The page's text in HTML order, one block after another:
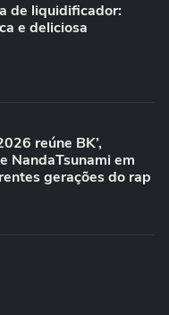
de liquidificador:
e deliciosa
reúne BK’,
NandaTsunami em
gerações do rap